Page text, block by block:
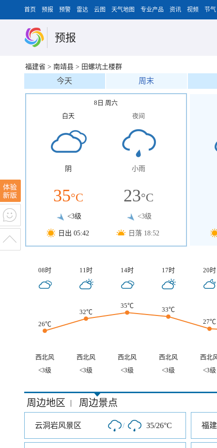
首页 预报 预警 雷达 云图 天气地图 专业产品 资讯 视频 节气
预报
福建省 > 南靖县 > 田螺坑土楼群
今天 周末
8日 周六
白天
阴
35°C
<3级
日出 05:42
夜间
小雨
23°C
<3级
日落 18:52
08时 11时 14时 17时 20时
26℃
32℃
35℃
33℃
27℃
西北风 西北风 西北风 西北风
西北
<3级
<3级 <3级 <3级 <3级
周边地区 | 周边景点
云洞岩风景区 / 35/26°C